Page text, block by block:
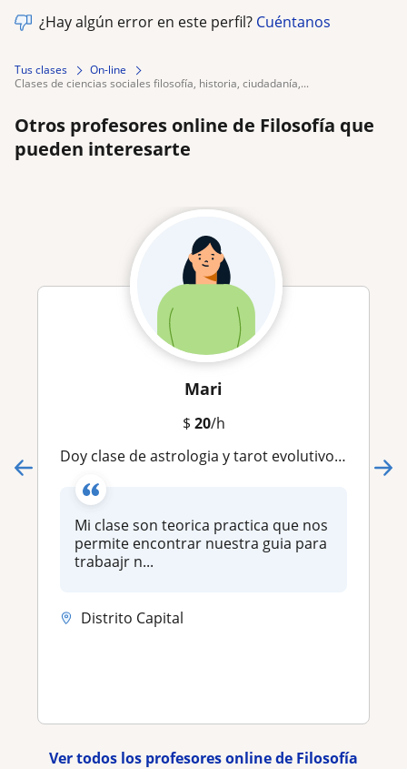
¿Hay algún error en este perfil? Cuéntanos
Tus clases
On-line
clases de ciencias sociales filosofía, historia, ciudadanía,...
Otros profesores online de Filosofía que
pueden interesarte
Mari
$ 20/h
Doy clase de astrologia y tarot evolutivo para encontrar tu proposito de alma
Mi clase son teorica practica que nos
permite encontrar nuestra guia para
trabaajr n...
Distrito Capital
Ver todos los profesores online de Filosofía